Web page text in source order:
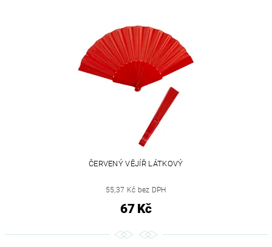
ČERVENÝ VĚJÍŘ LÁTKOVÝ
55,37 Kč bez DPH
67 Kč